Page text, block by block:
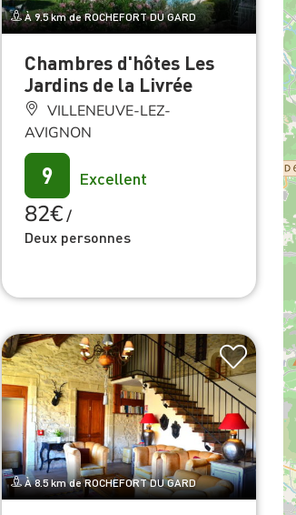
À 9.5 km de ROCHEFORT DU GARD
Chambres d'hôtes Les
Jardins de la Livrée
VILLENEUVE-LEZ-
AVIGNON
9 Excellent
82€/
Deux personnes
À 8.5 km de ROCHEFORT DU GARD